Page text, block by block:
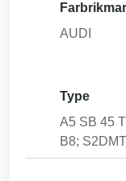
AUDI
Type
A5 SB 45
B8;